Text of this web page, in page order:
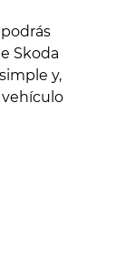
Skoda
y,
vehículo